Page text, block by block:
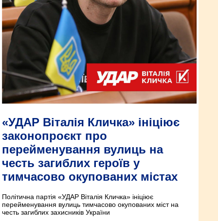
«УДАР Віталія Кличка» ініціює
законопроєкт про
перейменування вулиць на
честь загиблих героїв у
тимчасово окупованих містах
Політична партія «УДАР Віталія Кличка» ініціює
перейменування вулиць тимчасово окупованих міст на
честь загиблих захисників України